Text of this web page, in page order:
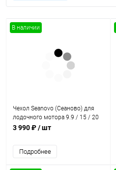
В наличии
Чехол Seanovo (Сеаново) для
лодочного мотора 9.9 / 15 / 20
л.с. зеленый
3 990 ₽/ шт
Подробнее